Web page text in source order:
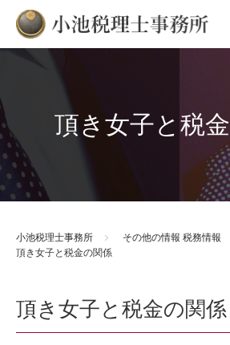
小
頂き女子と税
小池税理士事務所 その他の情報 税務情報
頂き女子と税金の関係
頂き女子と税金の関係